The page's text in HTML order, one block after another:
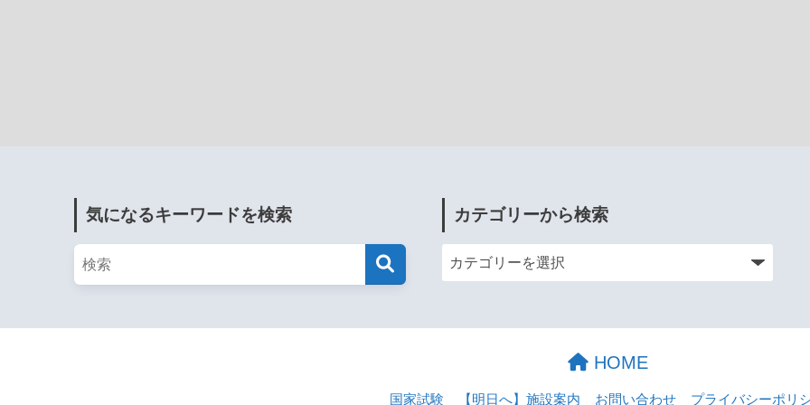
気になるキーワードを検索 カテゴリーから検索
HOME
国家試験 【明日へ】施設案内 お問い合わせ プライバシーポリ